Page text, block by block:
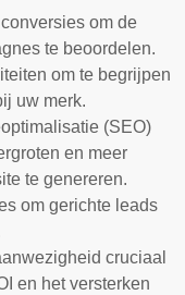
om de
te beoordelen.
om te begrijpen
uw merk.
(SEO)
en meer
te genereren.
om gerichte leads
cruciaal
en het versterken